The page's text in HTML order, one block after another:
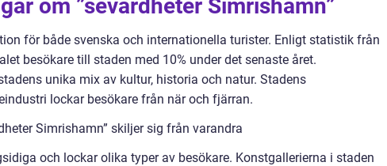
om ”sevärdheter Simrishamn”
för både svenska och internationella turister. Enligt statistik från
besökare till staden med 10% under det senaste året.
unika mix av kultur, historia och natur. Stadens
lockar besökare från när och fjärran.
Simrishamn” skiljer sig från varandra
och lockar olika typer av besökare. Konstgallerierna i staden